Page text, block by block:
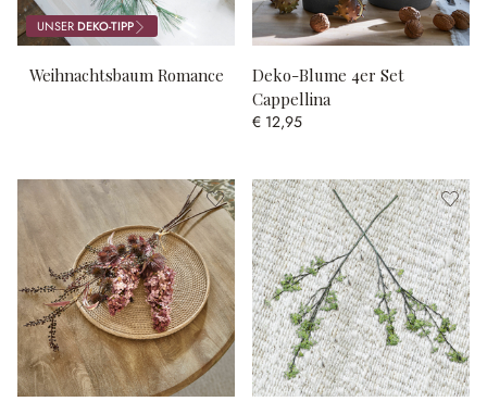
UNSERDEKO-TIPP
Weihnachtsbaum Romance
Deko-Blume 4er Set
Cappellina
€ 12,95